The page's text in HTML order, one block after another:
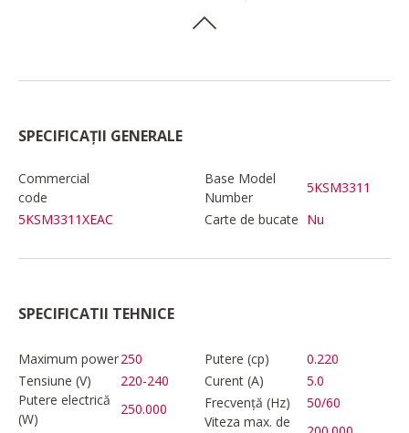
SPECIFICAȚII GENERALE
Commercial
code
5KSM3311XEAC
Base Model
Number
5KSM3311
Carte de bucate Nu
SPECIFICATII TEHNICE
Maximum power250 Putere (cp)
0.220
Tensiune (V)
220-240 Curent (A)
5.0
Putere electrică
(W)
250.000 Frecvență (Hz)
50/60
Viteza max. de